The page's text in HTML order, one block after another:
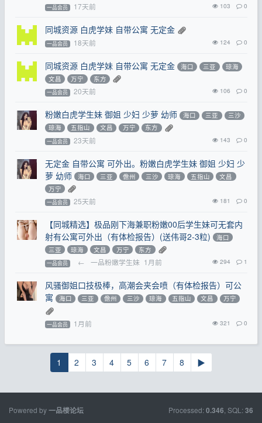
一品会员 17天前 103 0
同城资源 白虎学妹 自带公寓 无定金
一品会员 18天前 124 0
同城资源 白虎学妹 自带公寓 无定金 海口 三亚
琼海
文昌
万宁 东方
一品会员 20天前 106 0
粉嫩白虎学生妹 御姐 少妇 少萝 幼师 海口 三亚
三沙
琼海
五指山 文昌 万宁 东方
一品会员 23天前 143 0
无定金 自带公寓 可外出。粉嫩白虎学生妹 御姐 少妇 少
萝 幼师
海口 三亚 儋州 三沙 琼海 五指山
文昌
万宁
一品会员 25天前 181 0
【同城精选】极品刚下海兼职粉嫩00后学生妹可无套内
射有公寓可外出（有体检报告）(送伟哥2-3粒)
海口
三亚
琼海 文昌 万宁 东方
一品会员 ← 一品粉嫩学生妹 1月前 294 1
风骚御姐口技极棒，高潮会夹会喷（有体检报告）可公
寓
海口 三亚 儋州 三沙 琼海 五指山 文昌 万宁
一品会员 1月前 321 0
1 2 3 4 5 6 7 8 ▶
Powered by一品楼论坛 Processed: 0.346 , SQL: 36